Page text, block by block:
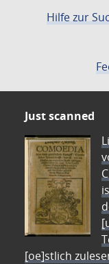
Hilfe zur
Just scanned
[oe]stlich